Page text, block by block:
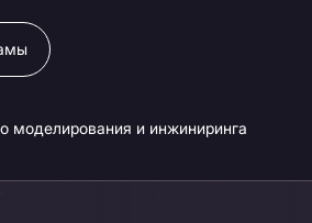
моделирования и инжиниринга